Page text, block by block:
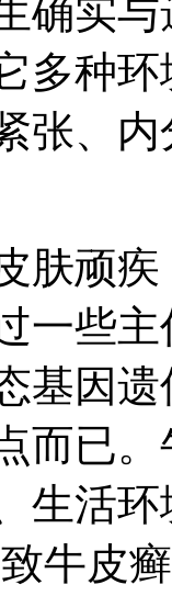
确实
多种
张、
肤顽
一些
基因
而已
生活
牛皮